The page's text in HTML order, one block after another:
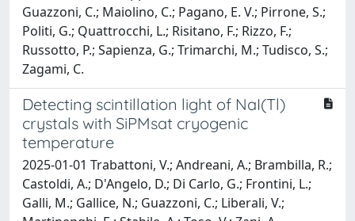
Guazzoni, C.; Maiolino, C.; Pagano, E. V.; Pirrone, S.;
Politi, G.; Quattrocchi, L.; Risitano, F.; Rizzo, F.;
Russotto, P.; Sapienza, G.; Trimarchi, M.; Tudisco, S.;
Zagami, C.
Detecting scintillation light of NaI(Tl)
crystals with SiPMsat cryogenic
temperature
2025-01-01 Trabattoni, V.; Andreani, A.; Brambilla, R.;
Castoldi, A.; D'Angelo, D.; Di Carlo, G.; Frontini, L.;
Galli, M.; Gallice, N.; Guazzoni, C.; Liberali, V.;